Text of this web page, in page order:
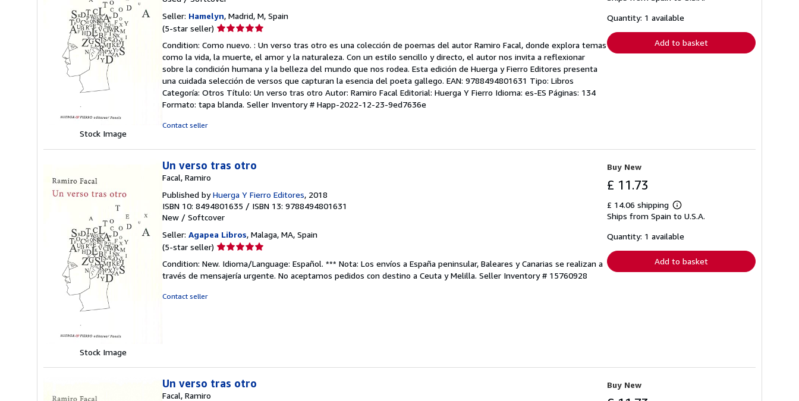
Stock Image
Seller: Hamelyn, Madrid, M, Spain
(5-star seller) Seller
5
out
of
5
stars
Condition: Como nuevo. : Un verso tras otro es una colección de poemas del autor Ramiro Facal, donde explora temas
como la vida, la muerte, el amor y la naturaleza. Con un estilo sencillo y directo, el autor nos invita a reflexionar
sobre la condición humana y la belleza del mundo que nos rodea. Esta edición de Huerga y Fierro Editores presenta
una cuidada selección de versos que capturan la esencia del poeta gallego. EAN: 9788494801631 Tipo: Libros
Categoría: Otros Título: Un verso tras otro Autor: Ramiro Facal Editorial: Huerga Y Fierro Idioma: es-ES Páginas: 134
Formato: tapa blanda. Seller Inventory # Happ-2022-12-23-9ed7636e
Contact seller
shipping
Quantity: 1 available
Add to basket
Stock Image
Un verso tras otro
Facal, Ramiro
Published byHuerga Y Fierro Editores, 2018
ISBN 10: 8494801635 / ISBN 13: 9788494801631
New / Softcover
Seller: Agapea Libros, Malaga, MA, Spain
(5-star seller) Seller
5
out
Condition: New. Idioma/Language: Español. *** Nota: Los envíos a España peninsular, Baleares y Canarias se realizan a
través de mensajería urgente. No aceptamos pedidos con destino a Ceuta y Melilla. Seller Inventory # 15760928
Contact seller
Buy New
£ 11.73
£ 14.06 shipping
Learn
more
shipping
Ships from Spain to U.S.A.
Quantity: 1 available
Add to basket
Un verso tras otro
Facal, Ramiro
Buy New